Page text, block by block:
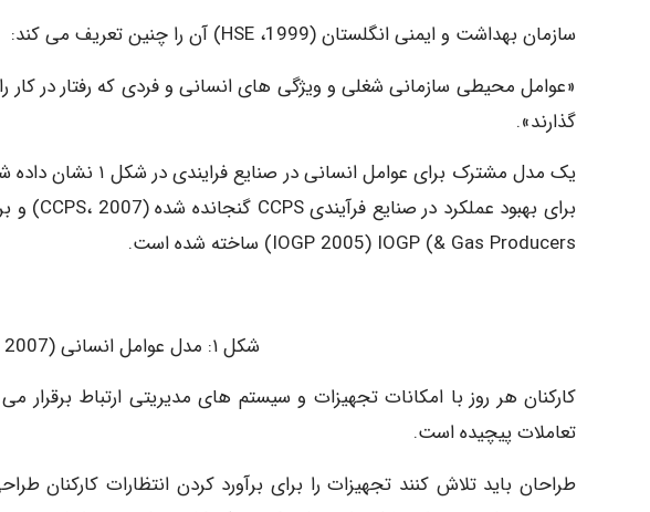
سازمان بهداشت و ایمنی انگلستان (1999، HSE) آن را چنین تعریف می کند:
«عوامل محیطی سازمانی شغلی و ویژگی های انسانی و فردی که رفتار در کار
گذارند».
یک مدل مشترک برای
& Gas Producers) IOGP 2005) IOGP) ساخته شده است.
شکل ۱: مدل عوامل انسانی (2007 CCPS)
کارکنان هر روز با امکانات تجهیزات و سیستم های مدیریتی ارتباط برقرار
تعاملات پیچیده است.
طراحان باید تلاش کنند تجهیزات را برای برآورد کردن انتظارات